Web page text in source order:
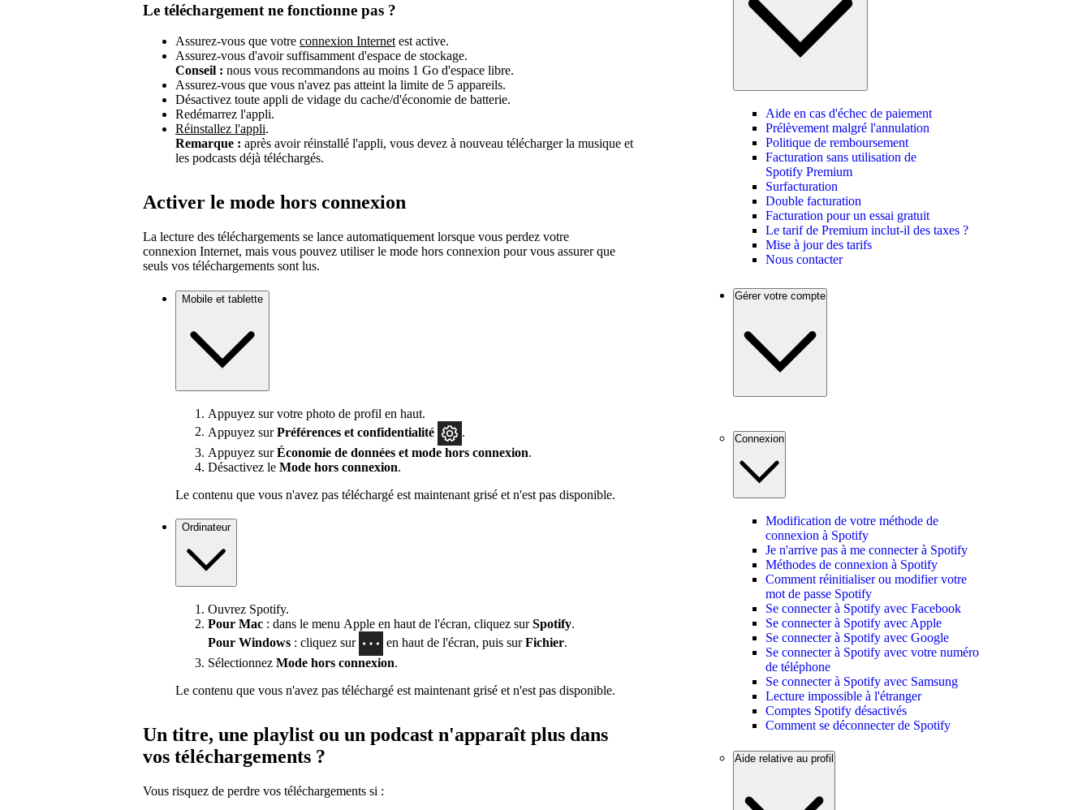
Le téléchargement ne fonctionne pas ?
Assurez-vous que votre connexion Internetest active.
Assurez-vous d'avoir suffisamment d'espace de stockage.
Conseil : nous vous recommandons au moins 1 Go d'espace libre.
Assurez-vous que vous n'avez pas atteint la limite de 5 appareils.
Désactivez toute appli de vidage du cache/d'économie de batterie.
Redémarrez l'appli.
Réinstallez l'appli.
Remarque : après avoir réinstallé l'appli, vous devez à nouveau télécharger la musique et
les podcasts déjà téléchargés.
Activer le mode hors connexion
La lecture des téléchargements se lance automatiquement lorsque vous perdez votre
connexion Internet, mais vous pouvez utiliser le mode hors connexion pour vous assurer que
seuls vos téléchargements sont lus.
Mobile et tablette
Appuyez sur votre photo de profil en haut.
Appuyez surPréférences et confidentialité
Appuyez surÉconomie de données et mode hors connexion.
Désactivez le Mode hors connexion.
Le contenu que vous n'avez pas téléchargé est maintenant grisé et n'est pas disponible.
Ordinateur
Ouvrez Spotify.
Pour Mac : dans le menu Apple en haut de l'écran, cliquez surSpotify.
Pour Windows : cliquez sur en haut de l'écran, puis surFichier.
Sélectionnez Mode hors connexion.
Le contenu que vous n'avez pas téléchargé est maintenant grisé et n'est pas disponible.
Un titre, une playlist ou un podcast n'apparaît plus dans
vos téléchargements ?
Vous risquez de perdre vos téléchargements si :
Aide en cas d'échec de paiement
Prélèvement malgré l'annulation
Politique de remboursement
Facturation sans utilisation de
Spotify Premium
Surfacturation
Double facturation
Facturation pour un essai gratuit
Le tarif de Premium inclut-il des taxes ?
Mise à jour des tarifs
Nous contacter
Gérer votre compte
Connexion
Modification de votre méthode de
connexion à Spotify
Je n'arrive pas à me connecter à Spotify
Méthodes de connexion à Spotify
Comment réinitialiser ou modifier votre
mot de passe Spotify
Se connecter à Spotify avec Facebook
Se connecter à Spotify avec Apple
Se connecter à Spotify avec Google
Se connecter à Spotify avec votre numéro
de téléphone
Se connecter à Spotify avec Samsung
Lecture impossible à l'étranger
Comptes Spotify désactivés
Comment se déconnecter de Spotify
Aide relative au profil